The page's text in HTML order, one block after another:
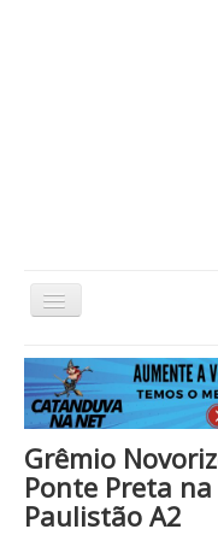
Alternar
Home Cidade
Esportes Eventos
Política Saúde
Nacional / Mundo
Grêmio
Ponte Preta
Paulistão A2